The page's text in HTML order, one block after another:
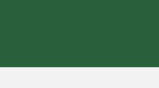
Facebook